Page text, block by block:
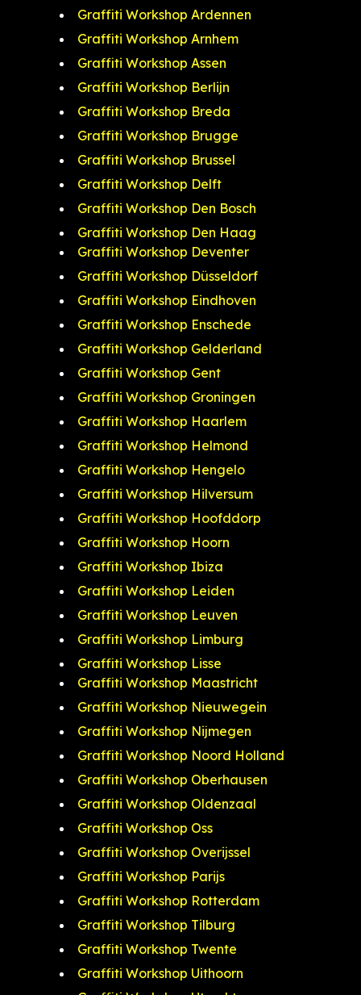
Graffiti Workshop Ardennen
Graffiti Workshop Arnhem
Graffiti Workshop Assen
Graffiti Workshop Berlijn
Graffiti Workshop Breda
Graffiti Workshop Brugge
Graffiti Workshop Brussel
Graffiti Workshop Delft
Graffiti Workshop Den Bosch
Graffiti Workshop Den Haag
Graffiti Workshop Deventer
Graffiti Workshop Düsseldorf
Graffiti Workshop Eindhoven
Graffiti Workshop Enschede
Graffiti Workshop Gelderland
Graffiti Workshop Gent
Graffiti Workshop Groningen
Graffiti Workshop Haarlem
Graffiti Workshop Helmond
Graffiti Workshop Hengelo
Graffiti Workshop Hilversum
Graffiti Workshop Hoofddorp
Graffiti Workshop Hoorn
Graffiti Workshop Ibiza
Graffiti Workshop Leiden
Graffiti Workshop Leuven
Graffiti Workshop Limburg
Graffiti Workshop Lisse
Graffiti Workshop Maastricht
Graffiti Workshop Nieuwegein
Graffiti Workshop Nijmegen
Graffiti Workshop Noord Holland
Graffiti Workshop Oberhausen
Graffiti Workshop Oldenzaal
Graffiti Workshop Oss
Graffiti Workshop Overijssel
Graffiti Workshop Parijs
Graffiti Workshop Rotterdam
Graffiti Workshop Tilburg
Graffiti Workshop Twente
Graffiti Workshop Uithoorn